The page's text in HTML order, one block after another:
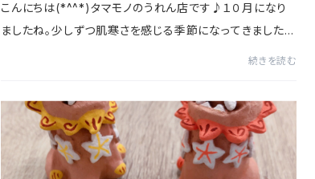
こんにちは(*^^*)タマモノのうれん店です♪１０月になり
ましたね。少しずつ肌寒さを感じる季節になってきました(^
^)TAMAMONOから１０月のおすすめ商品をご紹介！１０
続きを読む